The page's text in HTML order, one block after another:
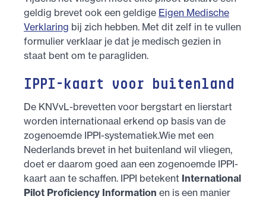
geldig brevet ook een geldige Eigen Medische
Verklaring bij zich hebben. Met dit zelf in te vullen
formulier verklaar je dat je medisch gezien in
staat bent om te paragliden.
IPPI-kaart voor buitenland
De KNVvL-brevetten voor bergstart en lierstart
worden internationaal erkend op basis van de
zogenoemde IPPI-systematiek.Wie met een
Nederlands brevet in het buitenland wil vliegen,
doet er daarom goed aan een zogenoemde IPPI-
kaart aan te schaffen. IPPI betekent International
Pilot Proficiency Information en is een manier